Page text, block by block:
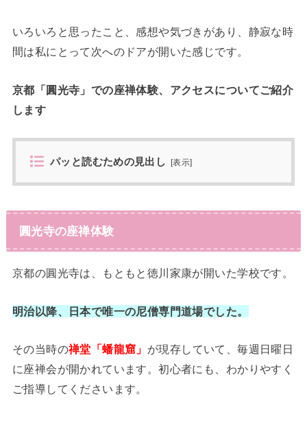
いろいろと思ったこと、感想や気づきがあり、静寂な時
間は私にとって次へのドアが開いた感じです。
京都「圓光寺」での座禅体験、アクセスについてご紹介
します
パッと読むための見出し [表示]
圓光寺の座禅体験
京都の圓光寺は、もともと徳川家康が開いた学校です。
明治以降、日本で唯一の尼僧専門道場でした。
その当時の禅堂「蟠龍窟」 が現存していて、毎週日曜日
に座禅会が開かれています。初心者にも、わかりやすく
ご指導してくださいます。